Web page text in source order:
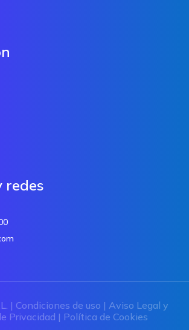
redes
| Condiciones de uso | Aviso Legal y
Privacidad | Política de Cookies